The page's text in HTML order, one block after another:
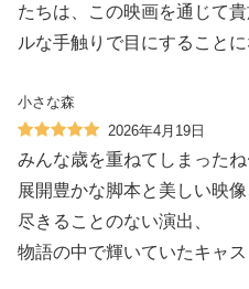
たちは、この映画を通じて
ルな手触りで目にすることに
小さな森
2026年4月19日
みんな歳を重ねてしまったね
展開豊かな脚本と美しい映像
尽きることのない演出、
物語の中で輝いていたキャス